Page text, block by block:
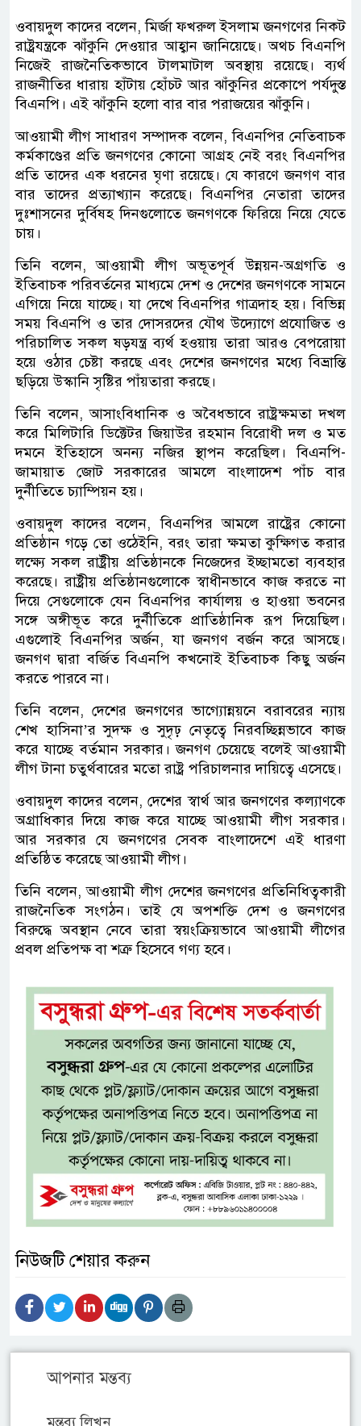
ওবায়দুল কাদের বলেন, মির্জা ফখরুল ইসলাম জনগণের নিকট
রাষ্ট্রযন্ত্রকে ঝাঁকুনি দেওয়ার আহ্বান জানিয়েছে। অথচ বিএনপি
নিজেই রাজনৈতিকভাবে টালমাটাল অবস্থায় রয়েছে। ব্যর্থ
রাজনীতির ধারায় হাঁটায় হোঁচট আর ঝাঁকুনির প্রকোপে পর্যদুস্ত
বিএনপি। এই ঝাঁকুনি হলো বার বার পরাজয়ের ঝাঁকুনি।
আওয়ামী লীগ সাধারণ সম্পাদক বলেন, বিএনপির নেতিবাচক
কর্মকাণ্ডের প্রতি জনগণের কোনো আগ্রহ নেই বরং বিএনপির
প্রতি তাদের এক ধরনের ঘৃণা রয়েছে। যে কারণে জনগণ বার
বার তাদের প্রত্যাখ্যান করেছে। বিএনপির নেতারা তাদের
দুঃশাসনের দুর্বিষহ দিনগুলোতে জনগণকে ফিরিয়ে নিয়ে যেতে
চায়।
তিনি বলেন, আওয়ামী লীগ অভূতপূর্ব উন্নয়ন-অগ্রগতি ও
ইতিবাচক পরিবর্তনের মাধ্যমে দেশ ও দেশের জনগণকে সামনে
এগিয়ে নিয়ে যাচ্ছে। যা দেখে বিএনপির গাত্রদাহ হয়। বিভিন্ন
সময় বিএনপি ও তার দোসরদের যৌথ উদ্যোগে প্রযোজিত ও
পরিচালিত সকল ষড়যন্ত্র ব্যর্থ হওয়ায় তারা আরও বেপরোয়া
হয়ে ওঠার চেষ্টা করছে এবং দেশের জনগণের মধ্যে বিভ্রান্তি
ছড়িয়ে উস্কানি সৃষ্টির পাঁয়তারা করছে।
তিনি বলেন, আসাংবিধানিক ও অবৈধভাবে রাষ্ট্রক্ষমতা দখল
করে মিলিটারি ডিক্টেটর জিয়াউর রহমান বিরোধী দল ও মত
দমনে ইতিহাসে অনন্য নজির স্থাপন করেছিল। বিএনপি-
জামায়াত জোট সরকারের আমলে বাংলাদেশ পাঁচ বার
দুর্নীতিতে চ্যাম্পিয়ন হয়।
ওবায়দুল কাদের বলেন, বিএনপির আমলে রাষ্ট্রের কোনো
প্রতিষ্ঠান গড়ে তো ওঠেইনি, বরং তারা ক্ষমতা কুক্ষিগত করার
লক্ষ্যে সকল রাষ্ট্রীয় প্রতিষ্ঠানকে নিজেদের ইচ্ছামতো ব্যবহার
করেছে। রাষ্ট্রীয় প্রতিষ্ঠানগুলোকে স্বাধীনভাবে কাজ করতে না
দিয়ে সেগুলোকে যেন বিএনপির কার্যালয় ও হাওয়া ভবনের
সঙ্গে অঙ্গীভূত করে দুর্নীতিকে প্রাতিষ্ঠানিক রূপ দিয়েছিল।
এগুলোই বিএনপির অর্জন, যা জনগণ বর্জন করে আসছে।
জনগণ দ্বারা বর্জিত বিএনপি কখনোই ইতিবাচক কিছু অর্জন
করতে পারবে না।
তিনি বলেন, দেশের জনগণের ভাগ্যোন্নয়নে বরাবরের ন্যায়
শেখ হাসিনা’র সুদক্ষ ও সুদৃঢ় নেতৃত্বে নিরবচ্ছিন্নভাবে কাজ
করে যাচ্ছে বর্তমান সরকার। জনগণ চেয়েছে বলেই আওয়ামী
লীগ টানা চতুর্থবারের মতো রাষ্ট্র পরিচালনার দায়িত্বে এসেছে।
ওবায়দুল কাদের বলেন, দেশের স্বার্থ আর জনগণের কল্যাণকে
অগ্রাধিকার দিয়ে কাজ করে যাচ্ছে আওয়ামী লীগ সরকার।
আর সরকার যে জনগণের সেবক বাংলাদেশে এই ধারণা
প্রতিষ্ঠিত করেছে আওয়ামী লীগ।
তিনি বলেন, আওয়ামী লীগ দেশের জনগণের প্রতিনিধিত্বকারী
রাজনৈতিক সংগঠন। তাই যে অপশক্তি দেশ ও জনগণের
বিরুদ্ধে অবস্থান নেবে তারা স্বয়ংক্রিয়ভাবে আওয়ামী লীগের
প্রবল প্রতিপক্ষ বা শত্রু হিসেবে গণ্য হবে।
নিউজটি শেয়ার করুন
আপনার মন্তব্য
মন্তব্য লিখুন